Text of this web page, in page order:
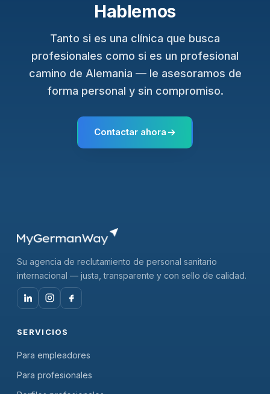
Hablemos
Tanto si es una clínica que busca
profesionales como si es un profesional
camino de Alemania — le asesoramos de
forma personal y sin compromiso.
Contactar ahora
Su agencia de reclutamiento de personal sanitario
internacional — justa, transparente y con sello de calidad.
SERVICIOS
Para empleadores
Para profesionales